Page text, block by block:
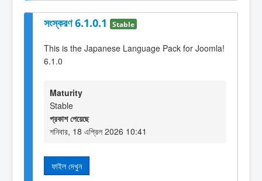
সংস্করণ 6.1.0.1 Stable
This is the Japanese Language Pack for Joomla!
6.1.0
Maturity
Stable
প্রকাশ পেয়েছে
শনিবার, 18 এপ্রিল 2026 10:41
ফাইল দেখুন